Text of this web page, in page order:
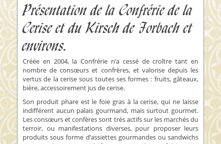
Présentation de la Confrérie de la
Cerise et du Kirsch de Forbach et
environs.
Créée en 2004, la Confrérie n’a cessé de croître tant en
nombre de consœurs et confrères, et valorise depuis les
vertus de la cerise sous toutes ses formes : fruits, gâteaux,
bière, accessoirement jus de cerise.
Son produit phare est le foie gras à la cerise, qui ne laisse
indifférent aucun palais gourmand, mais surtout gourmet.
Les consœurs et confères sont très actifs sur les marchés du
terroir, ou manifestations diverses, pour proposer leurs
produits sous forme d’assiettes gourmandes ou sandwichs